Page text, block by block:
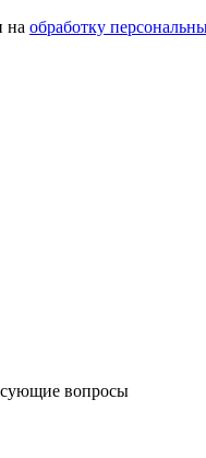
на обработку
вопросы